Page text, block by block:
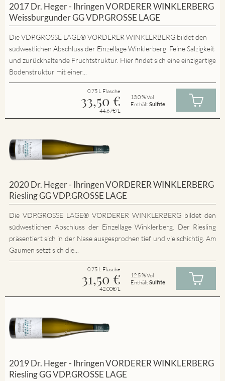
2017 Dr. Heger - Ihringen VORDERER WINKLERBERG
Weissburgunder GG VDP.GROSSE LAGE
Die VDP.GROSSE LAGE® VORDERER WINKLERBERG bildet den
südwestlichen Abschluss der Einzellage Winklerberg. Feine Salzigkeit
und zurückhaltende Fruchtstruktur. Hier findet sich eine einzigartige
Bodenstruktur mit einer...
0.75 L Flasche
33,50 €
44.67€/L
13.0 % Vol
EnthältSulfite
2020 Dr. Heger - Ihringen VORDERER WINKLERBERG
Riesling GG VDP.GROSSE LAGE
Die VDP.GROSSE LAGE® VORDERER WINKLERBERG bildet den
südwestlichen Abschluss der Einzellage Winklerberg. Der Riesling
präsentiert sich in der Nase ausgesprochen tief und vielschichtig. Am
Gaumen setzt sich die...
0.75 L Flasche
31,50 €
42.00€/L
12.5 % Vol
EnthältSulfite
2019 Dr. Heger - Ihringen VORDERER WINKLERBERG
Riesling GG VDP.GROSSE LAGE